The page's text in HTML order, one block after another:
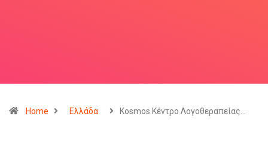
Home Ελλάδα Kosmos Κέντρο Λογοθεραπείας…